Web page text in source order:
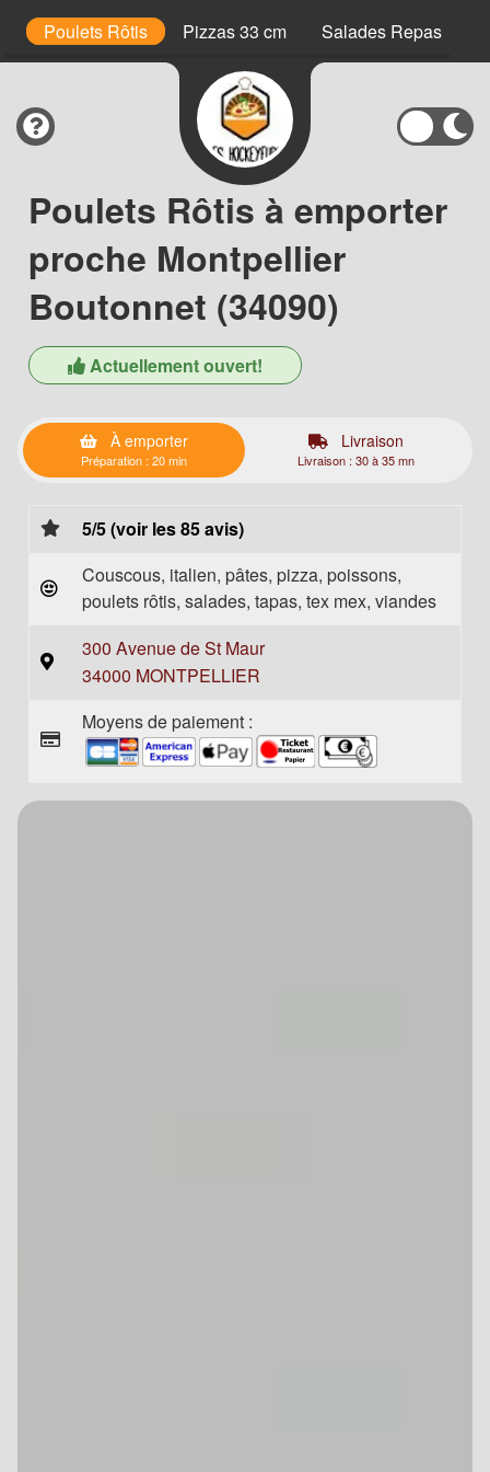
Poulets Rôtis Pizzas 33 cm Salades Repas
Poulets Rôtis à emporter
proche Montpellier
Boutonnet (34090)
Actuellement ouvert!
À emporter
Préparation : 20 min
Livraison
Livraison : 30 à 35 mn
5/5 (voir les 85 avis)
Couscous, italien, pâtes, pizza, poissons,
poulets rôtis, salades, tapas, tex mex, viandes
300 Avenue de St Maur
34000 MONTPELLIER
Moyens de paiement :